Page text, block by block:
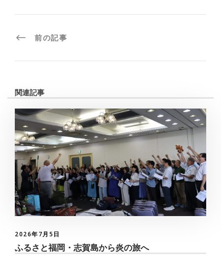
前の記事
関連記事
2026年7月5日
ふるさと福岡・志賀島から炎の旅へ